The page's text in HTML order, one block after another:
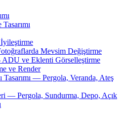
Mevsim Değiştirme
ADU ve Eklenti Görselleştirme
ve Render
Tasarımı — Pergola, Veranda, Ateş
— Pergola, Sundurma, Depo, Açık